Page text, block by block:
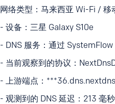
网络类型：马来西亚 Wi-Fi / 移
- 设备：三星 Galaxy S10e
- DNS 服务：通过
- 当前观察到的协议：
- 上游端点：
- 观测到的 DNS 延迟：213 毫秒